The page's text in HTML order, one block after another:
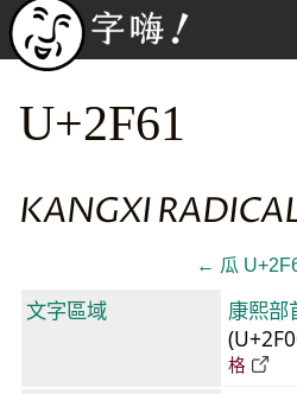
U+2F61
KANGXI
← ⽠
文字區域
康熙
格